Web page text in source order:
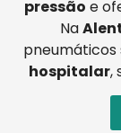
pressão e
Na
pneumáticos
hospitalar,